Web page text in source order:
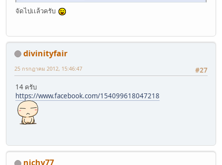
จัดไปเเล้วครับ
divinityfair
#27
25 กรกฎาคม 2012, 15:46:47
14 ครับ
https://www.facebook.com/154099618047218
nichy77